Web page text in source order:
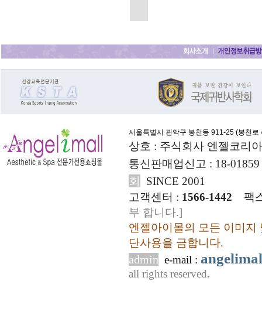
서울특별시 관악구 봉천동 911-25 (봉천로
상호 : 주식회사 엔젤코리
통신판매업신고 : 18-
회
SINCE 2001
고객센터 : 1566-1442
팩
부 합니다.]
엔젤아이몰의 모든 이미지
단사용을 금합니다.
admin e-mail :
all rights reserved.